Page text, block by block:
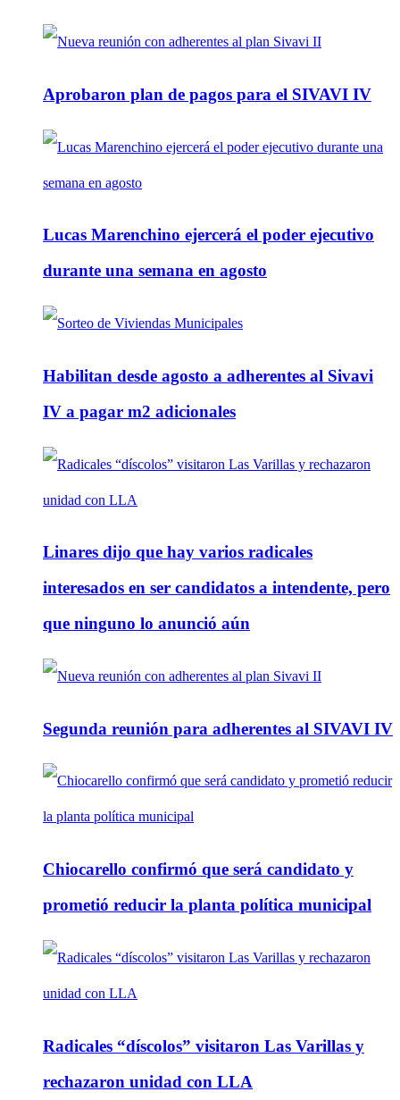
Aprobaron plan de pagos para el SIVAVI IV
Lucas Marenchino ejercerá el poder ejecutivo
durante una semana en agosto
Habilitan desde agosto a adherentes al Sivavi
IV a pagar m2 adicionales
Linares dijo que hay varios radicales
interesados en ser candidatos a intendente, pero
que ninguno lo anunció aún
Segunda reunión para adherentes al SIVAVI IV
Chiocarello confirmó que será candidato y
prometió reducir la planta política municipal
Radicales “díscolos” visitaron Las Varillas y
rechazaron unidad con LLA